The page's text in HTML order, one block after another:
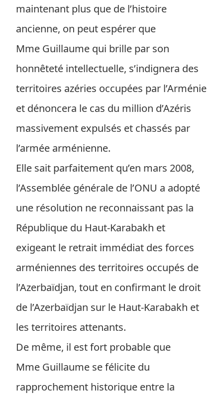
maintenant plus que de l’histoire
ancienne, on peut espérer que
Mme Guillaume qui brille par son
honnêteté intellectuelle, s’indignera des
territoires azéries occupées par l’Arménie
et dénoncera le cas du million d’Azéris
massivement expulsés et chassés par
l’armée arménienne.
Elle sait parfaitement qu’en mars 2008,
l’Assemblée générale de l’ONU a adopté
une résolution ne reconnaissant pas la
République du Haut-Karabakh et
exigeant le retrait immédiat des forces
arméniennes des territoires occupés de
l’Azerbaïdjan, tout en confirmant le droit
de l’Azerbaïdjan sur le Haut-Karabakh et
les territoires attenants.
De même, il est fort probable que
Mme Guillaume se félicite du
rapprochement historique entre la